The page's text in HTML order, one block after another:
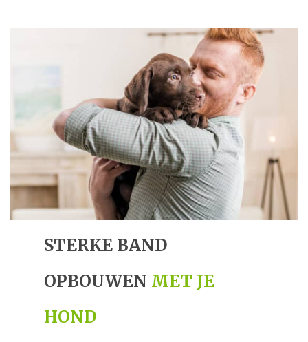
STERKE BAND
OPBOUWEN MET JE
HOND